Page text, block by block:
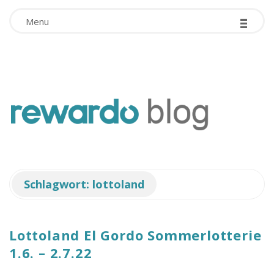
Menu
-
-
-
r
w
r
Schlagwort: lottoland
Lottoland El Gordo Sommerlotterie
1.6. – 2.7.22